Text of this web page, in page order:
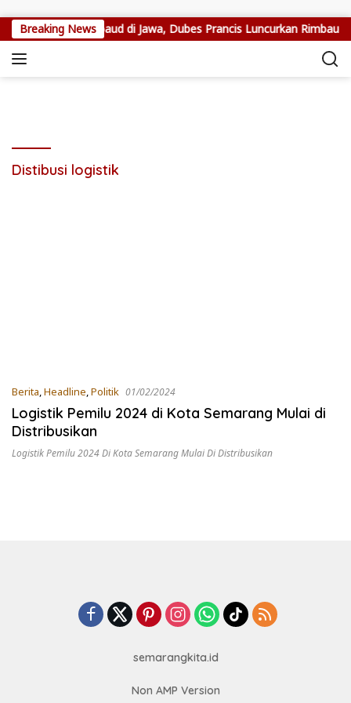
Breaking News
Jejak Arthur Rimbaud di Jawa, Dubes Prancis Luncurkan
Distibusi logistik
Berita,Headline,Politik 01/02/2024
Logistik Pemilu 2024 di Kota Semarang Mulai di
Distribusikan
Logistik Pemilu 2024 Di Kota Semarang Mulai Di Distribusikan
semarangkita.id
Non AMP Version